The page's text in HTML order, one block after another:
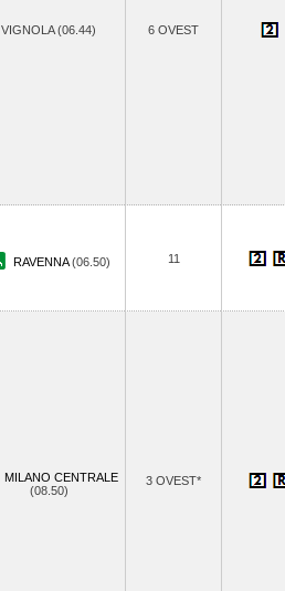
VIGNOLA (06.44) 6 OVEST
RAVENNA(06.50) 11
MILANO CENTRALE
(08.50)
3 OVEST*